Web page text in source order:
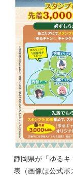
静岡県が「ゆる
表（画像は公式ポ